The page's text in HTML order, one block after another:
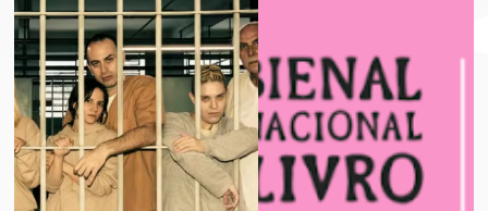
BIENAL INTERNACIONAL DO LIVRO DE